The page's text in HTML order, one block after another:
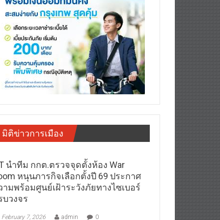
มิติข่าวการเมือง
นำทีม กกต.ตรวจจุดตั้งห้อง War
หนุนภารกิจเลือกตั้งปี 69 ประกาศ
ามพร้อมศูนย์เฝ้าระวังภัยทางไซเบอร์
บวงจร
February 7, 2026 admin 0